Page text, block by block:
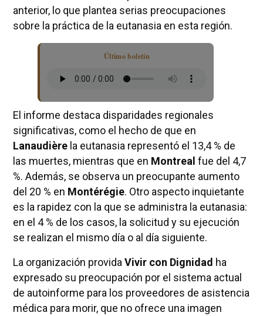
anterior, lo que plantea serias preocupaciones
sobre la práctica de la eutanasia en esta región.
Último boletín
El informe destaca disparidades regionales
significativas, como el hecho de que en
Lanaudièrela eutanasia representó el 13,4 % de
las muertes, mientras que en Montreal fue del 4,7
%. Además, se observa un preocupante aumento
del 20 % en Montérégie. Otro aspecto inquietante
es la rapidez con la que se administra la eutanasia:
en el 4 % de los casos, la solicitud y su ejecución
se realizan el mismo día o al día siguiente.
La organización provida Vivir con Dignidad ha
expresado su preocupación por el sistema actual
de autoinforme para los proveedores de asistencia
médica para morir, que no ofrece una imagen